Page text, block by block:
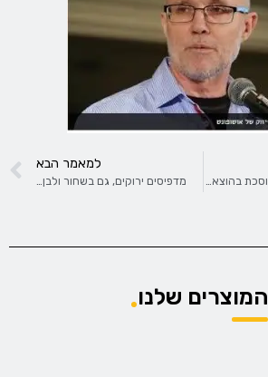
למאמר הבא
מדפיסים ירוקים, גם בשחור ולבן…
המוצרים שלנו